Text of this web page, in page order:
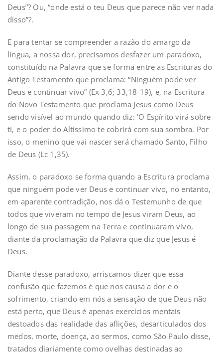
Deus”? Ou, “onde está o teu Deus que parece não ver nada
disso”?.
E para tentar se compreender a razão do amargo da
língua, a nossa dor, precisamos desfazer um paradoxo,
constituído na Palavra que se forma entre as Escrituras do
Antigo Testamento que proclama: “Ninguém pode ver
Deus e continuar vivo” (Ex 3,6; 33,18-19), e, na Escritura
do Novo Testamento que proclama Jesus como Deus
sendo visível ao mundo quando diz: ‘O Espírito virá sobre
ti, e o poder do Altíssimo te cobrirá com sua sombra. Por
isso, o menino que vai nascer será chamado Santo, Filho
de Deus (Lc 1,35).
Assim, o paradoxo se forma quando a Escritura proclama
que ninguém pode ver Deus e continuar vivo, no entanto,
em aparente contradição, nos dá o Testemunho de que
todos que viveram no tempo de Jesus viram Deus, ao
longo de sua passagem na Terra e continuaram vivo,
diante da proclamação da Palavra que diz que Jesus é
Deus.
Diante desse paradoxo, arriscamos dizer que essa
confusão que fazemos é que nos causa a dor e o
sofrimento, criando em nós a sensação de que Deus não
está perto, que Deus é apenas exercícios mentais
destoados das realidade das aflições, desarticulados dos
medos, morte, doença, ao sermos, como São Paulo disse,
tratados diariamente como ovelhas destinadas ao